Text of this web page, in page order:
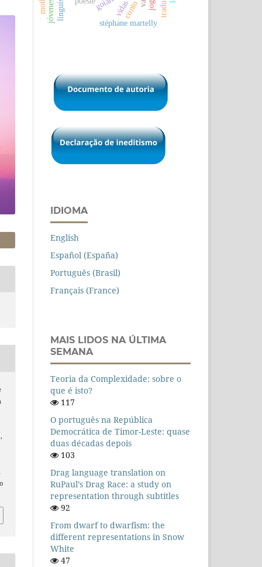
stéphane martelly
conto
IDIOMA
English
Español (España)
Português (Brasil)
Français (France)
MAIS LIDOS NA ÚLTIMA
SEMANA
Teoria da Complexidade: sobre o
que é isto?
117
O português na República
Democrática de Timor-Leste: quase
duas décadas depois
103
Drag language translation on
RuPaul’s Drag Race: a study on
representation through subtitles
92
From dwarf to dwarfism: the
different representations in Snow
White
47